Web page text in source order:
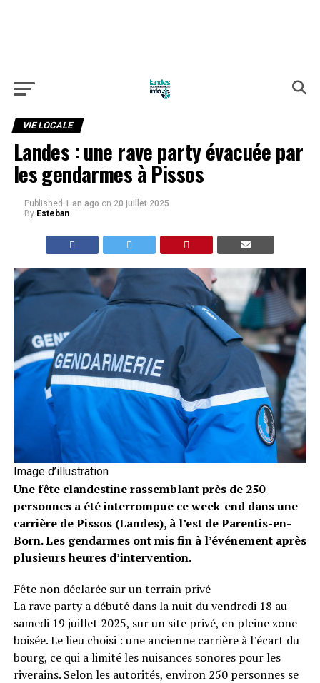
VIE LOCALE
Landes : une rave party évacuée par
les gendarmes à Pissos
Published 1 an ago on 20 juillet 2025
By Esteban
Image d’illustration
Une fête clandestine rassemblant près de 250
personnes a été interrompue ce week-end dans une
carrière de Pissos (Landes), à l’est de Parentis-en-
Born. Les gendarmes ont mis fin à l’événement après
plusieurs heures d’intervention.
Fête non déclarée sur un terrain privé
La rave party a débuté dans la nuit du vendredi 18 au
samedi 19 juillet 2025, sur un site privé, en pleine zone
boisée. Le lieu choisi : une ancienne carrière à l’écart du
bourg, ce qui a limité les nuisances sonores pour les
riverains. Selon les autorités, environ 250 personnes se